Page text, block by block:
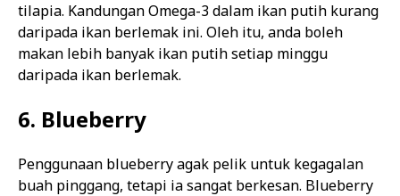
tilapia. Kandungan Omega-3 dalam ikan putih kurang
daripada ikan berlemak ini. Oleh itu, anda boleh
makan lebih banyak ikan putih setiap minggu
daripada ikan berlemak.
6. Blueberry
Penggunaan blueberry agak pelik untuk kegagalan
buah pinggang, tetapi ia sangat berkesan. Blueberry